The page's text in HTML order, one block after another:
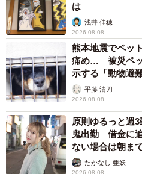
は
浅井 佳穂
2026.08.08
熊本地震でペッ
痛め… 被災ペッ
示する「動物避
平藤 清刀
2026.08.08
原則ゆるっと週
鬼出勤 借金に
ない場合は朝ま
ストに取材】
たかなし 亜妖
2026.08.08